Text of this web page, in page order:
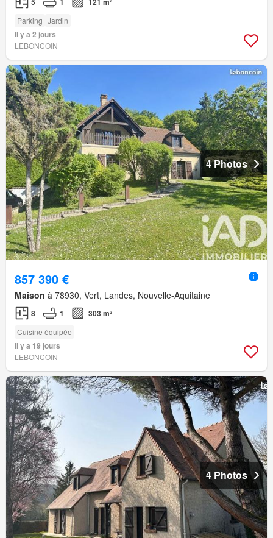
Parking Jardin
Il y a 2 jours
LEBONCOIN
4 Photos
857 390 €
Maison à 78930, Vert, Landes, Nouvelle-Aquitaine
8 1 303 m²
Cuisine équipée
Il y a 19 jours
LEBONCOIN
4 Photos